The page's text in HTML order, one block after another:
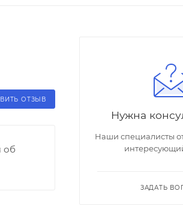
ОТЗЫВ
об
Нужна
Наши специалисты
ЗАДАТЬ